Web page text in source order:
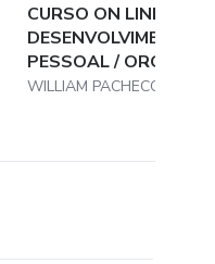
CURSO ON LINE -
DESENVOLVIMENTO
PESSOAL /
WILLIAM PACHECO